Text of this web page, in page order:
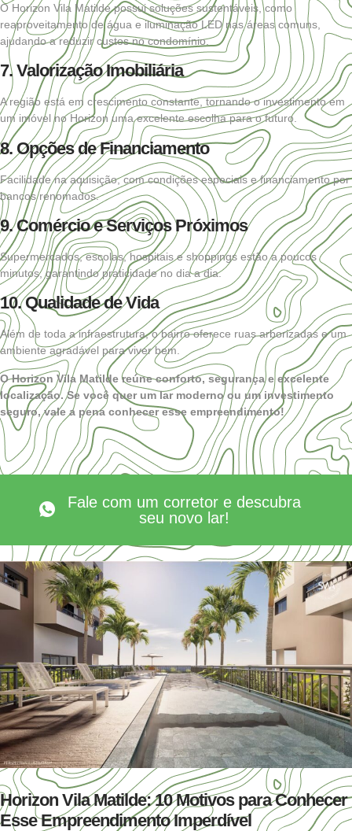
O Horizon Vila Matilde possui soluções sustentáveis, como
reaproveitamento de água e iluminação LED nas áreas comuns,
ajudando a reduzir custos no condomínio.
7. Valorização Imobiliária
A região está em crescimento constante, tornando o investimento em
um imóvel no Horizon uma excelente escolha para o futuro.
8. Opções de Financiamento
Facilidade na aquisição, com condições especiais e financiamento por
bancos renomados.
9. Comércio e Serviços Próximos
Supermercados, escolas, hospitais e shoppings estão a poucos
minutos, garantindo praticidade no dia a dia.
10. Qualidade de Vida
Além de toda a infraestrutura, o bairro oferece ruas arborizadas e um
ambiente agradável para viver bem.
O Horizon Vila Matilde reúne conforto, segurança e excelente
localização. Se você quer um lar moderno ou um investimento
seguro, vale a pena conhecer esse empreendimento!
Fale com um corretor e descubra
seu novo lar!
Horizon Vila Matilde: 10 Motivos para Conhecer
Esse Empreendimento Imperdível